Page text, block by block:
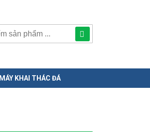
MÁY KHAI THÁC ĐÁ